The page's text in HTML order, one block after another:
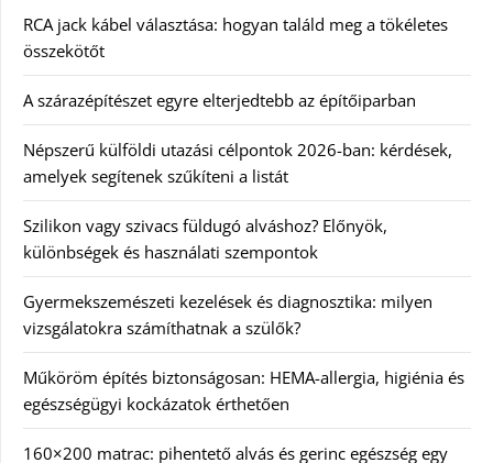
RCA jack kábel választása: hogyan találd meg a tökéletes
összekötőt
A szárazépítészet egyre elterjedtebb az építőiparban
Népszerű külföldi utazási célpontok 2026-ban: kérdések,
amelyek segítenek szűkíteni a listát
Szilikon vagy szivacs füldugó alváshoz? Előnyök,
különbségek és használati szempontok
Gyermekszemészeti kezelések és diagnosztika: milyen
vizsgálatokra számíthatnak a szülők?
Műköröm építés biztonságosan: HEMA-allergia, higiénia és
egészségügyi kockázatok érthetően
160×200 matrac: pihentető alvás és gerinc egészség egy